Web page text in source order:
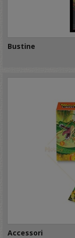
Bustine
Accessori